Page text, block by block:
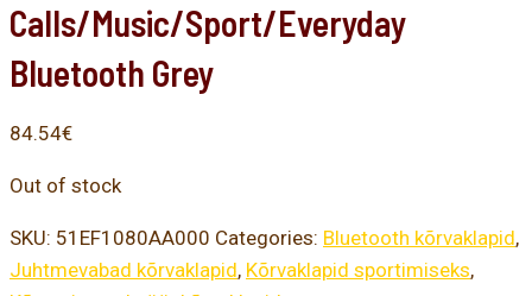
Calls/Music/Sport/Everyday
Bluetooth Grey
84.54€
Out of stock
SKU: 51EF1080AA000 Categories: Bluetooth kõrvaklapid,
Juhtmevabad kõrvaklapid, Kõrvaklapid sportimiseks,